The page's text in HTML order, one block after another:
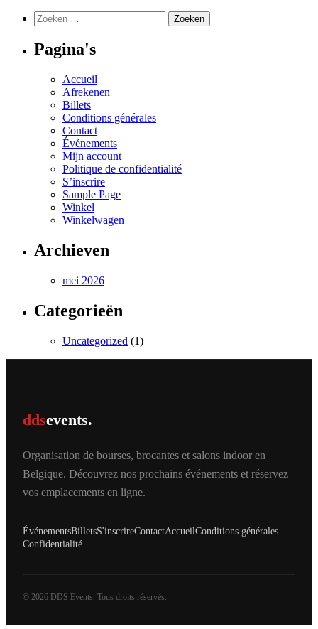
Zoeken
naar:
Pagina's
Accueil
Afrekenen
Billets
Conditions générales
Contact
Événements
Mijn account
Politique de confidentialité
S’inscrire
Sample Page
Winkel
Winkelwagen
Archieven
mei 2026
Categorieën
Uncategorized (1)
ddsevents.
Organisation de bourses, brocantes et salons indoor en
Belgique. Découvrez nos prochains événements et réservez
vos emplacements en ligne.
ÉvénementsBilletsS'inscrireContactAccueilConditions générales
Confidentialité
© 2026 DDS Events. Tous droits réservés.